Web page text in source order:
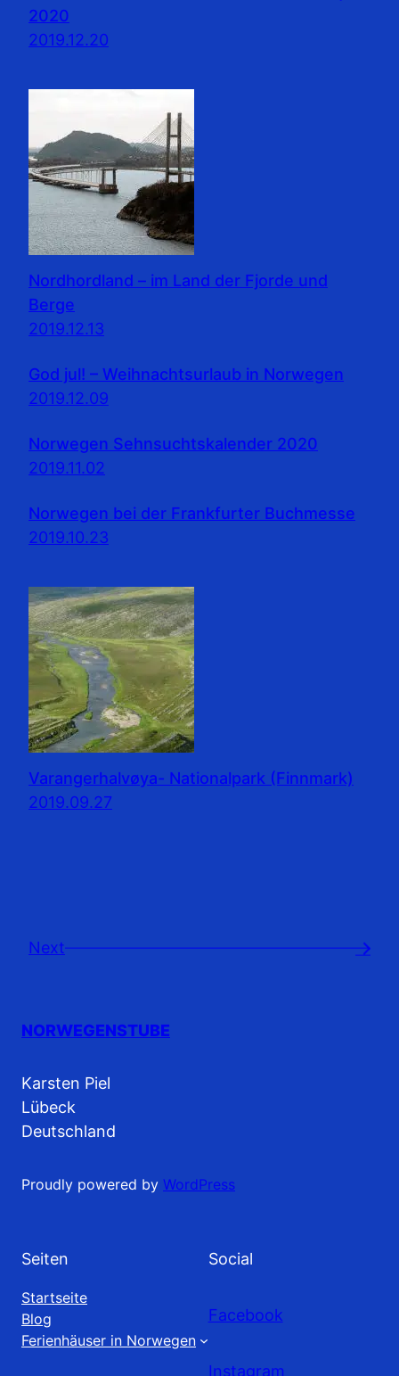
2020
2019.12.20
Nordhordland – im Land der Fjorde und
Berge
2019.12.13
God jul! – Weihnachtsurlaub in Norwegen
2019.12.09
Norwegen Sehnsuchtskalender 2020
2019.11.02
Norwegen bei der Frankfurter Buchmesse
2019.10.23
Varangerhalvøya- Nationalpark (Finnmark)
2019.09.27
Next →
NORWEGENSTUBE
Karsten Piel
Lübeck
Deutschland
Proudly powered by WordPress
Seiten
Startseite
Blog
Ferienhäuser in Norwegen
Social
Facebook
Instagram